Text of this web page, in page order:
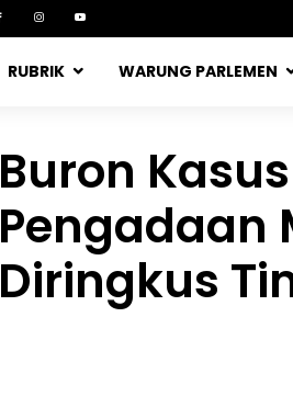
RUBRIK WARUNG PARLEMEN
Buron
Pengadaan
Diringkus